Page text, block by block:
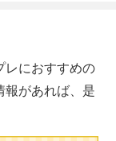
レにおすすめの
報があれば、是